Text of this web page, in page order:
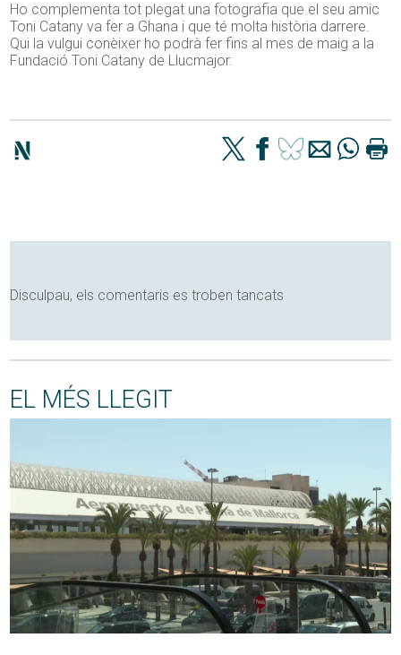
Ho complementa tot plegat una fotografia que el seu amic
Toni Catany va fer a Ghana i que té molta història darrere.
Qui la vulgui conèixer ho podrà fer fins al mes de maig a la
Fundació Toni Catany de Llucmajor.
Disculpau, els comentaris es troben tancats
EL MÉS LLEGIT